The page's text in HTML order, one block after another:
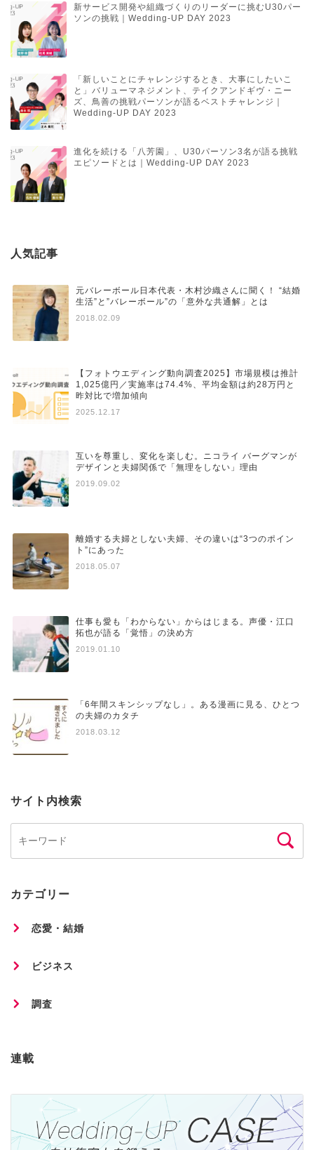
新サービス開発や組織づくりのリーダーに挑むU30パー
ソンの挑戦｜Wedding-UP DAY 2023
「新しいことにチャレンジするとき、大事にしたいこ
と」バリューマネジメント、テイクアンドギヴ・ニー
ズ、鳥善の挑戦パーソンが語るベストチャレンジ｜
Wedding-UP DAY 2023
進化を続ける「八芳園」、U30パーソン3名が語る挑戦
エピソードとは｜Wedding-UP DAY 2023
人気記事
元バレーボール日本代表・木村沙織さんに聞く！ “結婚
生活”と”バレーボール”の「意外な共通解」とは
2018.02.09
【フォトウエディング動向調査2025】市場規模は推計
1,025億円／実施率は74.4%、平均金額は約28万円と
昨対比で増加傾向
2025.12.17
互いを尊重し、変化を楽しむ。ニコライ バーグマンが
デザインと夫婦関係で「無理をしない」理由
2019.09.02
離婚する夫婦としない夫婦、その違いは“3つのポイン
ト”にあった
2018.05.07
仕事も愛も「わからない」からはじまる。声優・江口
拓也が語る「覚悟」の決め方
2019.01.10
「6年間スキンシップなし」。ある漫画に見る、ひとつ
の夫婦のカタチ
2018.03.12
サイト内検索
カテゴリー
恋愛・結婚
ビジネス
調査
連載